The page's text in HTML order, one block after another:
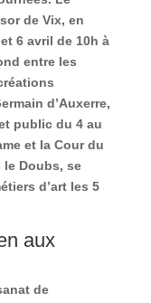
de Vix, en
6 avril de 10h à
entre les
d’Auxerre,
public du 4 au
et la Cour du
le Doubs, se
d’art les 5
aux
de